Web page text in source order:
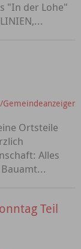
"In der Lohe"
Ortsteile
Alles
Teil